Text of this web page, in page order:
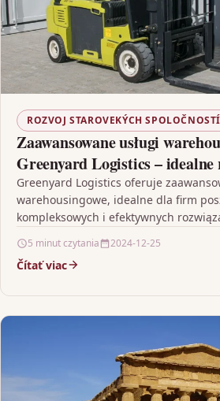
ROZVOJ STAROVEKÝCH SPOLOČNOSTÍ
Zaawansowane usługi
Greenyard Logistics –
Twojej działalności
Greenyard Logistics oferuje
warehousingowe, idealne dla firm
kompleksowych i efektywnych
ekologicznym podejściem oraz…
5 minut czytania 2024-12-25
Čítať viac